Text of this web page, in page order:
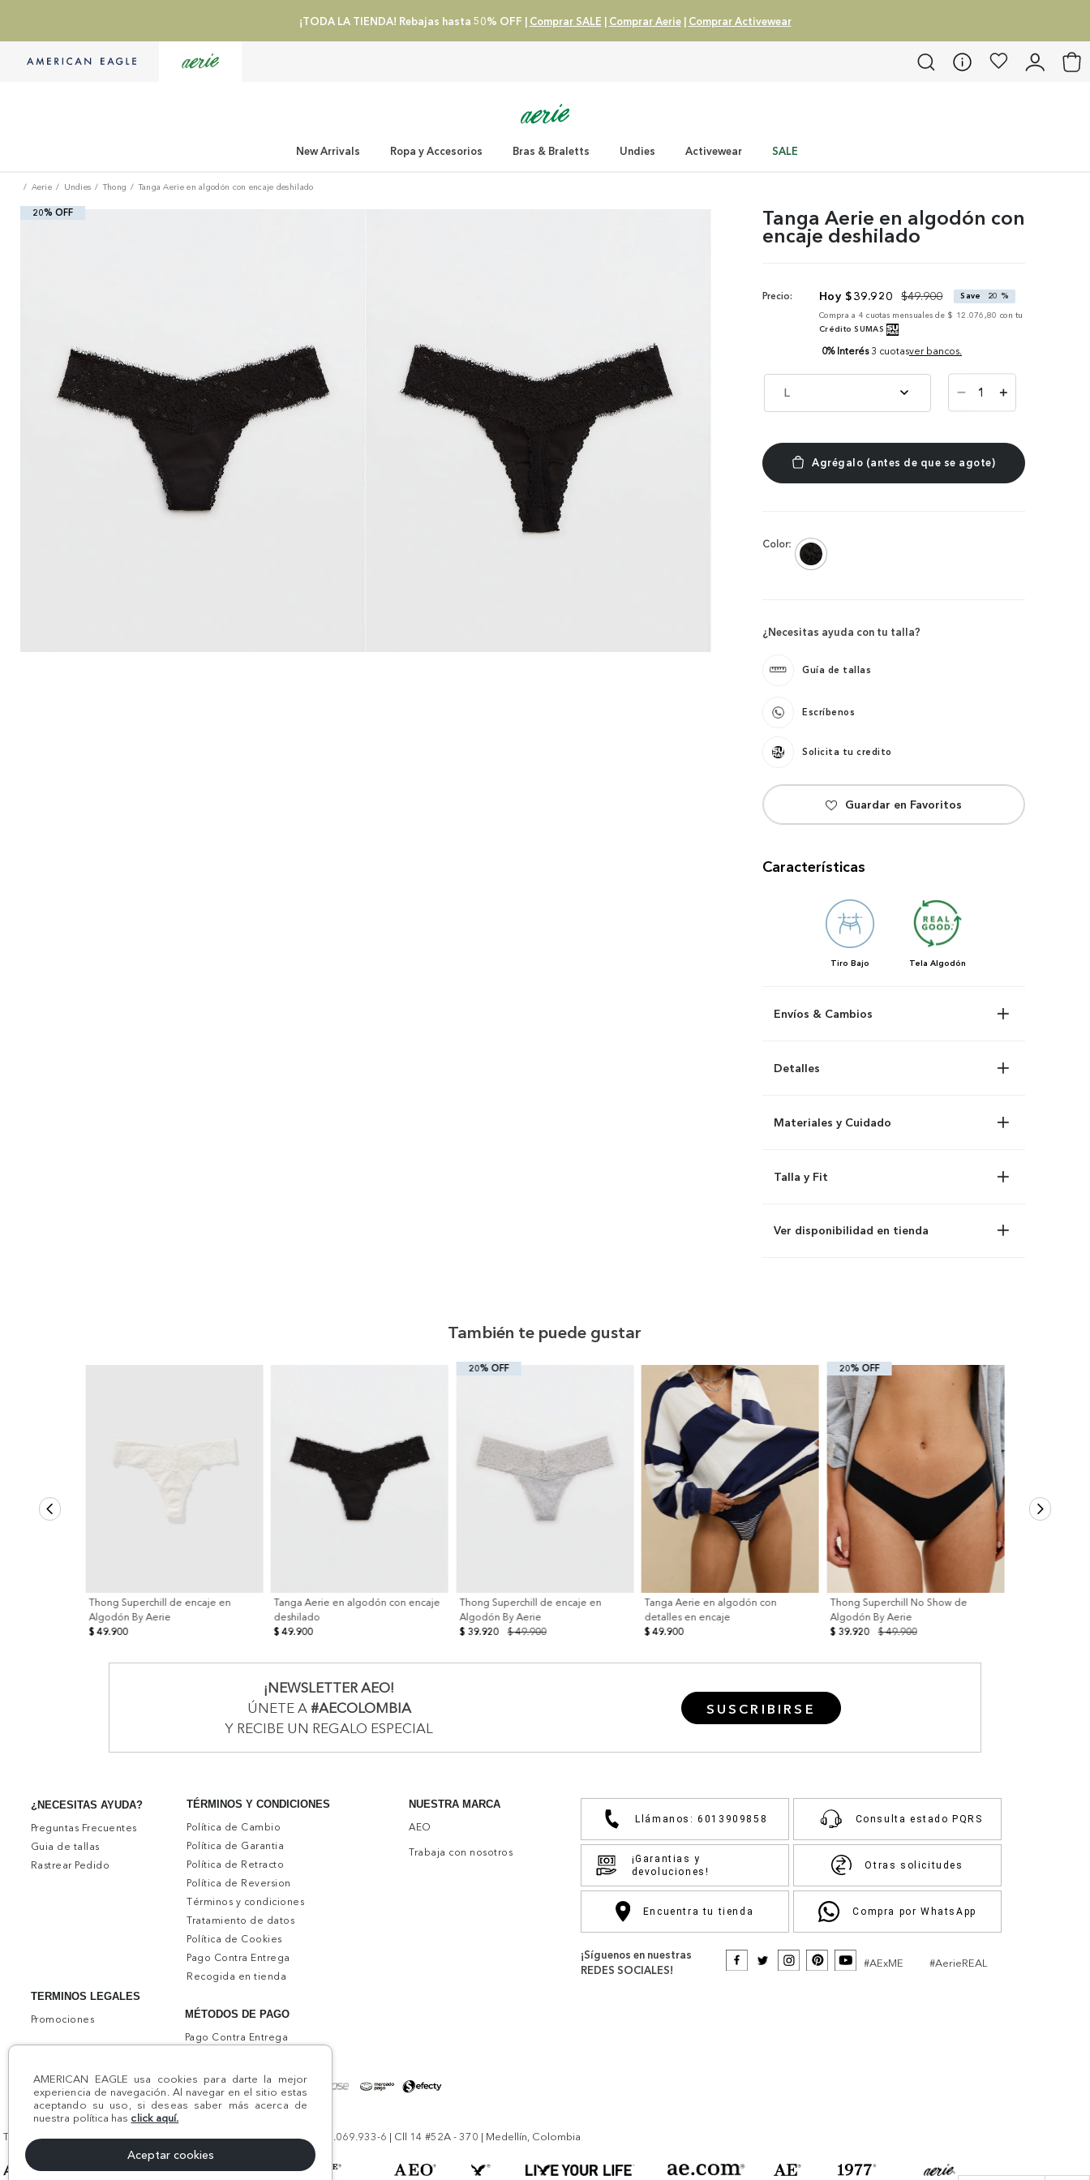
AMERICAN EAGLE usa cookies para darte la mejor
experiencia de navegación. Al navegar en el sitio estas
aceptando su uso, si deseas saber más acerca de
nuestra política has click aquí.
Aceptar cookies
¡TODA LA TIENDA! Rebajas hasta 50% OFF | Comprar SALE | Comprar Aerie| Comprar Activewear
New Arrivals Ropa y Accesorios Bras & Braletts Undies Activewear SALE
Aerie Undies Thong Tanga Aerie en algodón con encaje deshilado
20% OFF Tanga Aerie en algodón con
encaje deshilado
Precio: $39.920 $49.900 Save
20 %
Compra a 4 cuotas mensuales de $ 12.076,80 con tu
Crédito SUMAS
0% Interés 3 cuotasver bancos.
L ＋
－
Color:
¿Necesitas ayuda con tu talla?
Guía de tallas
Escríbenos
Solicita tu credito
Características
Tiro Bajo Tela Algodón
Envíos & Cambios
Detalles
Materiales y Cuidado
Talla y Fit
Ver disponibilidad en tienda
También te puede gustar
Thong Superchill de encaje en
Algodón By Aerie
$ 49.900
Tanga Aerie en algodón con encaje
deshilado
$ 49.900
20% OFF
Thong Superchill de encaje en
Algodón By Aerie
$ 49.900
$ 39.920
Tanga Aerie en algodón con
detalles en encaje
$ 49.900
20% OFF
Thong Superchill No Show de
Algodón By Aerie
$ 49.900
$ 39.920
¡NEWSLETTER AEO!
ÚNETE A #AECOLOMBIA
Y RECIBE UN REGALO ESPECIAL
SUSCRIBIRSE
¿NECESITAS AYUDA?
Preguntas Frecuentes
Guia de tallas
Rastrear Pedido
TERMINOS LEGALES
Promociones
TÉRMINOS Y CONDICIONES
Política de Cambio
Política de Garantia
Política de Retracto
Política de Reversion
Términos y condiciones
Tratamiento de datos
Política de Cookies
Pago Contra Entrega
Recogida en tienda
NUESTRA MARCA
AEO
Trabaja con nosotros
MÉTODOS DE PAGO
Pago Contra Entrega
Llámanos: 6013909858 Consulta estado PQRS
¡Garantias y
devoluciones!
Otras solicitudes
Encuentra tu tienda Compra por WhatsApp
¡Síguenos en nuestras
REDES SOCIALES!
#AExME #AerieREAL
Todos los derechos reservados AE 2024 | Comodín S.A.S | NIT:800.069.933-6 | Cll 14 #52A - 370 | Medellín, Colombia